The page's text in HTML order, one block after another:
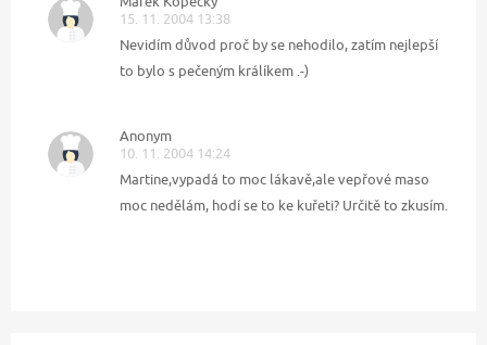
15. 11. 2004 13:38
Nevidím důvod proč by se nehodilo, zatím nejlepší
to bylo s pečeným králíkem .-)
Anonym
10. 11. 2004 14:24
Martine,vypadá to moc lákavě,ale vepřové maso
moc nedělám, hodí se to ke kuřeti? Určitě to zkusím.